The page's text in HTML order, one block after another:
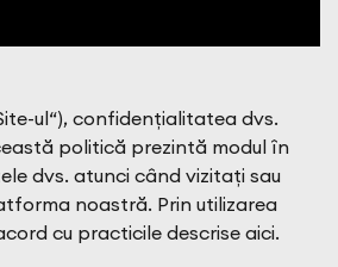
ul“), confidențialitatea dvs.
politică prezintă modul în
dvs. atunci când vizitați sau
noastră. Prin utilizarea
cu practicile descrise aici.